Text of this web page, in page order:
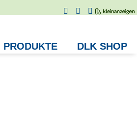
PRODUKTE DLK SHOP